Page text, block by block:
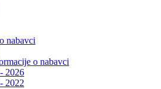
nabavci
o nabavci
2026
2022